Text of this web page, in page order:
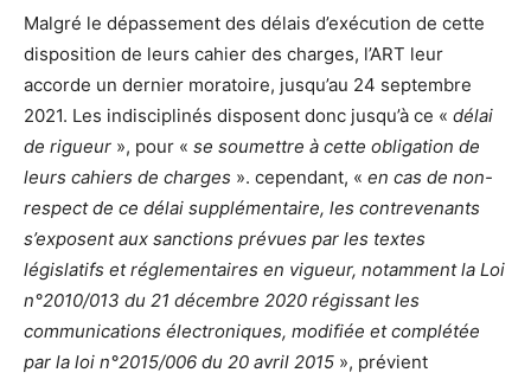
Malgré le dépassement des délais d’exécution de cette
disposition de leurs cahier des charges, l’ART leur
accorde un dernier moratoire, jusqu’au 24 septembre
2021. Les indisciplinés disposent donc jusqu’à ce « délai
de rigueur », pour « se soumettre à cette obligation de
leurs cahiers de charges ». cependant, « en cas de non-
respect de ce délai supplémentaire, les contrevenants
s’exposent aux sanctions prévues par les textes
législatifs et réglementaires en vigueur, notamment la Loi
n°2010/013 du 21 décembre 2020 régissant les
communications électroniques, modifiée et complétée
par la loi n°2015/006 du 20 avril 2015 », prévient